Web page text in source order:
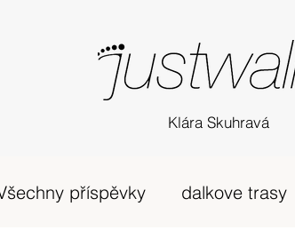
Klára Skuhravá
příspěvky dalkove trasy